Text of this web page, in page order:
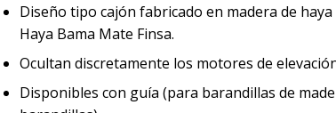
Diseño tipo cajón fabricado en madera de
Haya Bama Mate Finsa.
Ocultan discretamente los motores de
Disponibles con guía (para barandillas de